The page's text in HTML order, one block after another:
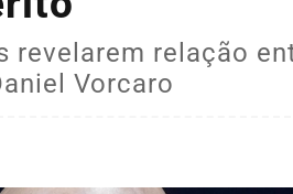
revelarem relação
Vorcaro